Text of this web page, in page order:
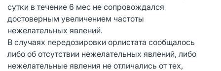
сутки в течение 6 мес не сопровождался
достоверным увеличением частоты
нежелательных явлений.
В случаях передозировки орлистата сообщалось
либо об отсутствии нежелательных явлений, либо
нежелательные явления не отличались от тех,